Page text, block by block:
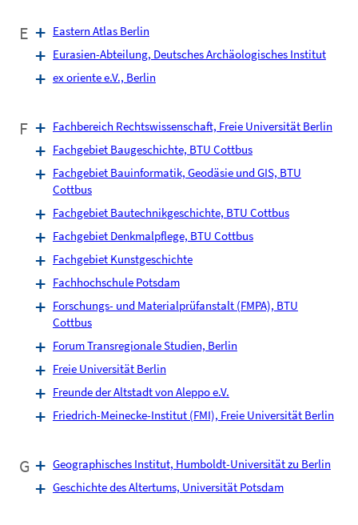
E
Eastern Atlas Berlin
Eurasien-Abteilung, Deutsches Archäologisches Institut
ex oriente e.V., Berlin
F
Fachbereich Rechtswissenschaft, Freie Universität Berlin
Fachgebiet Baugeschichte, BTU Cottbus
Fachgebiet Bauinformatik, Geodäsie und GIS, BTU
Cottbus
Fachgebiet Bautechnikgeschichte, BTU Cottbus
Fachgebiet Denkmalpflege, BTU Cottbus
Fachgebiet Kunstgeschichte
Fachhochschule Potsdam
Forschungs- und Materialprüfanstalt (FMPA), BTU
Cottbus
Forum Transregionale Studien, Berlin
Freie Universität Berlin
Freunde der Altstadt von Aleppo e.V.
Friedrich-Meinecke-Institut (FMI), Freie Universität Berlin
G
Geographisches Institut, Humboldt-Universität zu Berlin
Geschichte des Altertums, Universität Potsdam